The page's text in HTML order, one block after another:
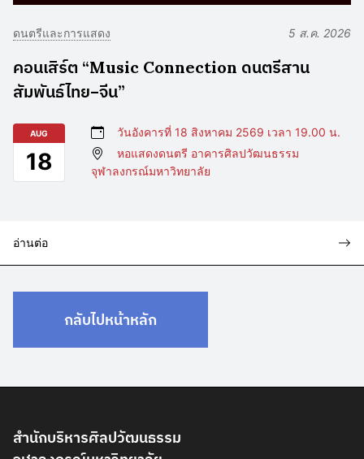
ดนตรีและการแสดง 5 ส.ค. 2026
คอนเสิร์ต “Music Connection ดนตรีสาน
สัมพันธ์ไทย–จีน”
AUG
18
วันอังคารที่ 18 สิงหาคม 2569 เวลา 19.00 น.
หอแสดงดนตรี อาคารศิลปวัฒนธรรม
จุฬาลงกรณ์มหาวิทยาลัย
อ่านต่อ
กลับไปหน้าหลัก
สำนักบริหารศิลปวัฒนธรรม